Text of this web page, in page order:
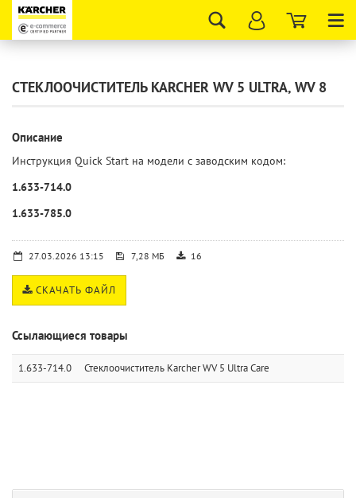
СТЕКЛООЧИСТИТЕЛЬ KARCHER WV 5 ULTRA, WV 8
Описание
Инструкция Quick Start на модели с заводским кодом:
1.633-714.0
1.633-785.0
27.03.2026 13:15 7,28 МБ 16
СКАЧАТЬ ФАЙЛ
Ссылающиеся товары
1.633-714.0 Стеклоочиститель Karcher WV 5 Ultra Care